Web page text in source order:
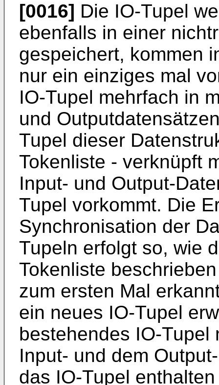
[0016] Die IO-Tupel
ebenfalls in einer
gespeichert, kommen
nur ein einziges mal
IO-Tupel mehrfach in
und
Tupel dieser
Tokenliste - verknüpft
Input- und Output-
Tupel vorkommt. Die
Synchronisation der
Tupeln erfolgt so, wie
Tokenliste
zum ersten Mal
ein neues IO-Tupel
bestehendes IO-Tupel
Input- und dem
das IO-Tupel